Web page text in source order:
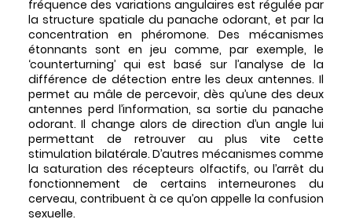
fréquence des variations angulaires est régulée par
la structure spatiale du panache odorant, et par la
concentration en phéromone. Des mécanismes
étonnants sont en jeu comme, par exemple, le
‘counterturning’ qui est basé sur l’analyse de la
différence de détection entre les deux antennes. Il
permet au mâle de percevoir, dès qu’une des deux
antennes perd l’information, sa sortie du panache
odorant. Il change alors de direction d’un angle lui
permettant de retrouver au plus vite cette
stimulation bilatérale. D’autres mécanismes comme
la saturation des récepteurs olfactifs, ou l’arrêt du
fonctionnement de certains interneurones du
cerveau, contribuent à ce qu’on appelle la confusion
sexuelle.